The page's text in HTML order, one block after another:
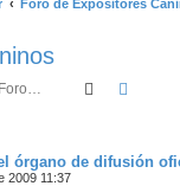
Foro de Expositores
Buscar
órgano de difusión
2009 11:37